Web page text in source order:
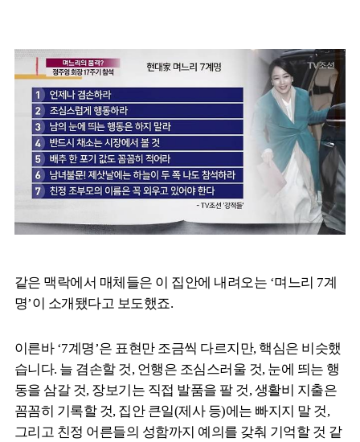
같은 맥락에서 매체들은 이 집안에 내려오는 ‘며느리 7계
명’이 소개됐다고 보도했죠.
이른바 ‘7계명’은 표현만 조금씩 다르지만, 핵심은 비슷했
습니다. 늘 겸손할 것, 언행은 조심스러울 것, 눈에 띄는 행
동을 삼갈 것, 장보기는 직접 발품을 팔 것, 생활비 지출은
꼼꼼히 기록할 것, 집안 큰일(제사 등)에는 빠지지 말 것,
그리고 친정 어른들의 성함까지 예의를 갖춰 기억할 것 같